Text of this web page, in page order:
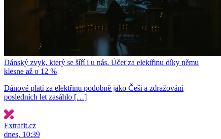
Dánský zvyk, který se šíří i u nás. Účet za elektřinu díky němu
klesne až o 12 %
Dánové platí za elektřinu podobně jako Češi a zdražování
posledních let zasáhlo […]
Extrafit.cz
dnes, 10:39